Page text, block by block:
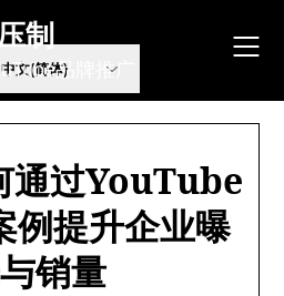
制
品牌推广
通过YouTube
例提升企业曝
销量